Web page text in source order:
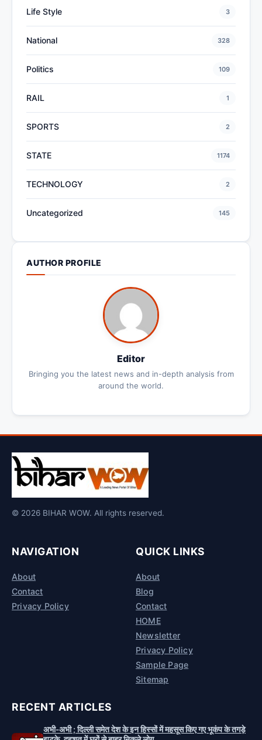
Life Style 3
National 328
Politics 109
RAIL 1
SPORTS 2
STATE 1174
TECHNOLOGY 2
Uncategorized 145
AUTHOR PROFILE
Editor
Bringing you the latest news and in-depth analysis from
around the world.
© 2026 BIHAR WOW. All rights reserved.
NAVIGATION
About
Contact
Privacy Policy
QUICK LINKS
About
Blog
Contact
HOME
Newsletter
Privacy Policy
Sample Page
Sitemap
RECENT ARTICLES
अभी-अभी ; दिल्ली समेत देश के इन हिस्सों में महसूस किए गए भूकंप के तगड़े